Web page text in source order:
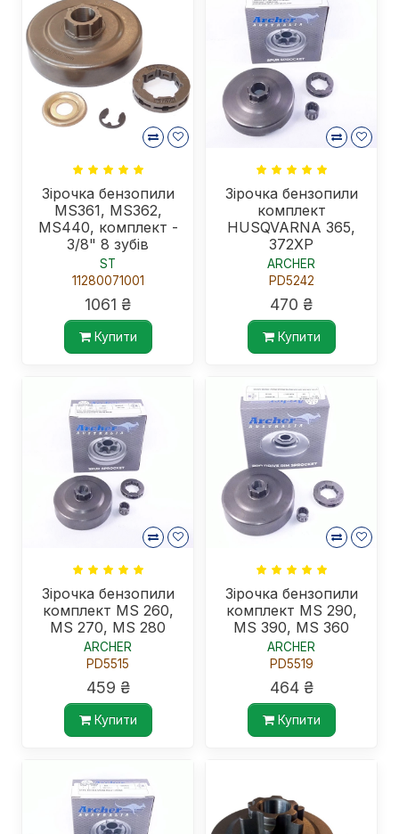
Зірочка бензопили
MS361, MS362,
MS440, комплект -
3/8" 8 зубів
ST
11280071001
1061 ₴
Купити
Зірочка бензопили
комплект
HUSQVARNA 365,
372XP
ARCHER
PD5242
470 ₴
Купити
Зірочка бензопили
комплект MS 260,
MS 270, MS 280
ARCHER
PD5515
459 ₴
Купити
Зірочка бензопили
комплект MS 290,
MS 390, MS 360
ARCHER
PD5519
464 ₴
Купити